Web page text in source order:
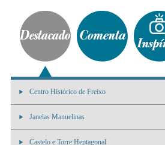
Centro Histórico de Freixo
Janelas Manuelinas
Castelo e Torre Heptagonal